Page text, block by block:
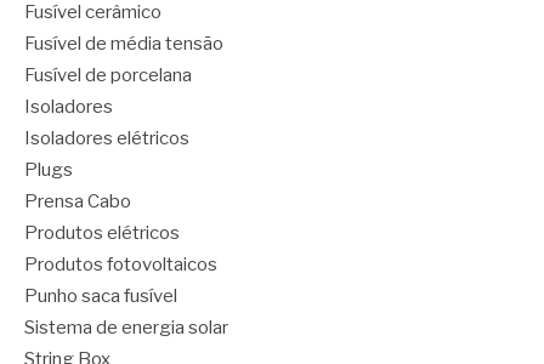
Fusível cerâmico
Fusível de média tensão
Fusível de porcelana
Isoladores
Isoladores elétricos
Plugs
Prensa Cabo
Produtos elétricos
Produtos fotovoltaicos
Punho saca fusível
Sistema de energia solar
String Box